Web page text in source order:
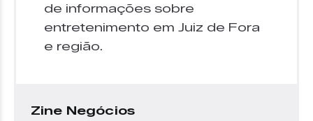
de informações sobre
entretenimento em Juiz de Fora
e região.
Zine Negócios